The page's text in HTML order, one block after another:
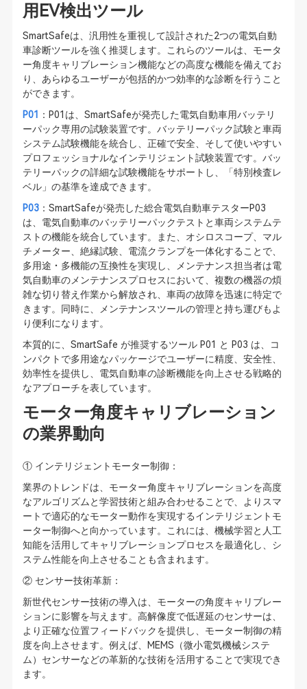
用EV検出ツール
SmartSafeは、汎用性を重視して設計された2つの電気自動
車診断ツールを強く推奨します。これらのツールは、モータ
ー角度キャリブレーション機能などの高度な機能を備えてお
り、あらゆるユーザーが包括的かつ効率的な診断を行うこと
ができます。
P01
：P01は、SmartSafeが発売した電気自動車用バッテリ
ーパック専用の試験装置です。バッテリーパック試験と車両
システム試験機能を統合し、正確で安全、そして使いやすい
プロフェッショナルなインテリジェント試験装置です。バッ
テリーパックの詳細な試験機能をサポートし、「特別検査レ
ベル」の基準を達成できます。
P03：SmartSafeが発売した総合電気自動車テスターP03
は、電気自動車のバッテリーパックテストと車両システムテ
ストの機能を統合しています。また、オシロスコープ、マル
チメーター、絶縁試験、電流クランプを一体化することで、
多用途・多機能の互換性を実現し、メンテナンス担当者は電
気自動車のメンテナンスプロセスにおいて、複数の機器の煩
雑な切り替え作業から解放され、車両の故障を迅速に特定で
きます。同時に、メンテナンスツールの管理と持ち運びもよ
り便利になります。
本質的に、SmartSafe が推奨するツール P01 と P03 は、コ
ンパクトで多用途なパッケージでユーザーに精度、安全性、
効率性を提供し、電気自動車の診断機能を向上させる戦略的
なアプローチを表しています。
モーター角度キャリブレーション
の業界動向
① インテリジェントモーター制御：
業界のトレンドは、モーター角度キャリブレーションを高度
なアルゴリズムと学習技術と組み合わせることで、よりスマ
ートで適応的なモーター動作を実現するインテリジェントモ
ーター制御へと向かっています。これには、機械学習と人工
知能を活用してキャリブレーションプロセスを最適化し、シ
ステム性能を向上させることも含まれます。
② センサー技術革新：
新世代センサー技術の導入は、モーターの角度キャリブレー
ションに影響を与えます。高解像度で低遅延のセンサーは、
より正確な位置フィードバックを提供し、モーター制御の精
度を向上させます。例えば、MEMS（微小電気機械システ
ム）センサーなどの革新的な技術を活用することで実現でき
ます。